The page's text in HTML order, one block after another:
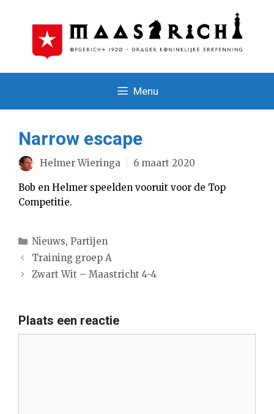
Menu
Narrow escape
Helmer Wieringa 6 maart 2020
Bob en Helmer speelden vooruit voor de Top
Competitie.
Categorieën
Nieuws, Partijen
Training groep A
Zwart Wit – Maastricht 4-4
Plaats een reactie